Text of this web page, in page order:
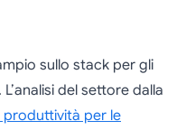
sullo stack per gli
del settore dalla
per le